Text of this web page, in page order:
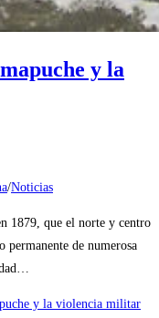
y la
/Noticias
1879, que el norte y centro
de numerosa
y la violencia militar